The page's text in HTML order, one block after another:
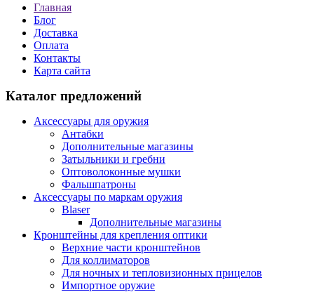
Главная
Блог
Доставка
Оплата
Контакты
Карта сайта
Каталог предложений
Аксессуары для оружия
Антабки
Дополнительные магазины
Затыльники и гребни
Оптоволоконные мушки
Фальшпатроны
Аксессуары по маркам оружия
Blaser
Дополнительные магазины
Кронштейны для крепления оптики
Верхние части кронштейнов
Для коллиматоров
Для ночных и тепловизионных прицелов
Импортное оружие